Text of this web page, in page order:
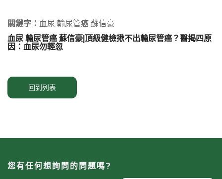
關鍵字： 血尿 輸尿管癌 蘇信豪
血尿 輸尿管癌 蘇信豪|頂級健檢揪不出輸尿管癌？醫揭四原
因：血尿勿輕忽
回到列表
您有任何想詢問的問題嗎?